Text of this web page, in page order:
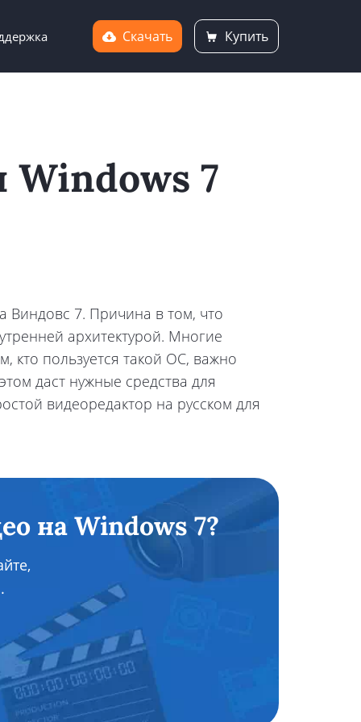
Скачать Купить
Windows 7
Виндовс 7. Причина в том, что
архитектурой. Многие
кто пользуется такой ОС, важно
даст нужные средства для
видеоредактор на русском для
на Windows 7?